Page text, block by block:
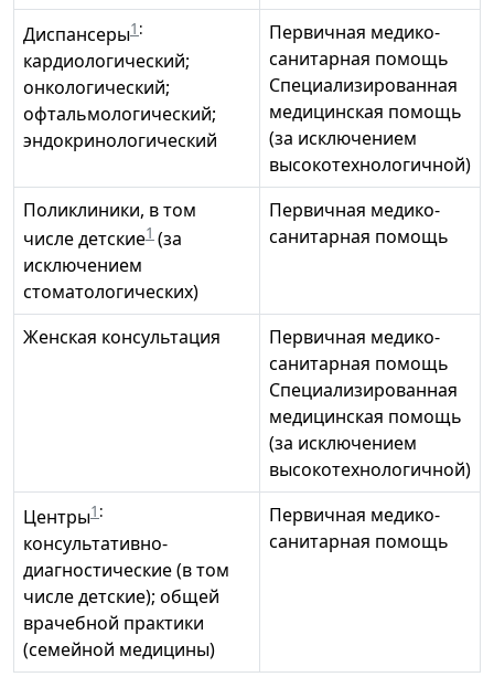
Диспансеры1 :
кардиологический;
онкологический;
офтальмологический;
эндокринологический
Первичная медико-
санитарная помощь
Специализированная
медицинская помощь
(за исключением
высокотехнологичной)
Поликлиники, в том
числе детские1 (за
исключением
стоматологических)
Первичная медико-
санитарная помощь
Женская консультация
Первичная медико-
санитарная помощь
Специализированная
медицинская помощь
(за исключением
высокотехнологичной)
Центры1 :
консультативно-
диагностические (в том
числе детские); общей
врачебной практики
(семейной медицины)
Первичная медико-
санитарная помощь